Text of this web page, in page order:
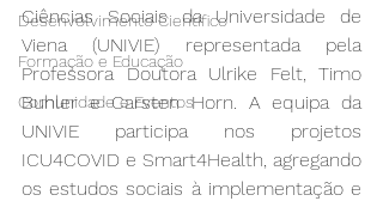
Desenvolvimento Científico
Formação e Educação
Comunidade e Eventos
Ciências Sociais da Universidade de
Viena (UNIVIE) representada pela
Professora Doutora Ulrike Felt, Timo
Buhler e Carsten Horn. A equipa da
UNIVIE participa nos projetos
ICU4COVID e Smart4Health, agregando
os estudos sociais à implementação e